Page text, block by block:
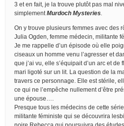
3 et en fait, je la trouve plutôt pas mal
simplement Murdoch Mysteries
On y trouve plusieurs femmes avec des
Julia Ogden, femme médecin, militante
Je me rappelle d’un épisode où elle
ciseaux un homme venu l’agresser et
que j’ai vu, elle s’équipait d’un arc et
mari ligoté sur un lit. La question de la
travers ce personnage. Elle est stérile,
ce qui ne l’empêche nullement d’être
une épouse….
Presque tous les médecins de cette
militante féministe qui se découvrira